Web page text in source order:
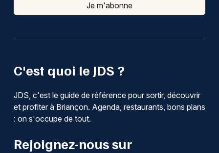
C'est quoi le JDS ?
JDS, c'est le guide de référence pour sortir, découvrir
et profiter à Briançon. Agenda, restaurants, bons plans
: on s'occupe de tout.
Rejoignez-nous sur
Je m'abonne